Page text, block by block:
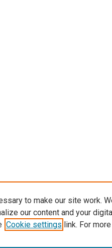
to make our site work.
our content and your
Cookie settings link. For